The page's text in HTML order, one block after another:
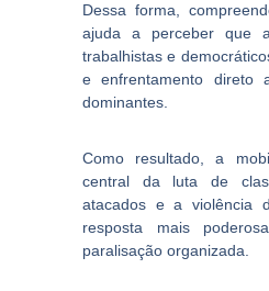
Dessa forma,
ajuda a perceber que
trabalhistas e
e enfrentamento direto
dominantes.
Como resultado, a
central da luta de
atacados e a violência
resposta mais
paralisação organizada.